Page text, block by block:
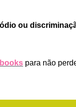
ou
para não